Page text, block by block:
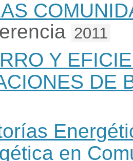
2011
Y
DE
en